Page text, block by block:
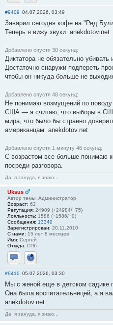
Отправить личное сообщение
Сайт
#9409 04.07.2026, 03:49
Заварил сегодня кофе на "Ред
Теперь я вижу звуки. anekdotov.net
Добавлено спустя 30 секунд:
Диктатора не обязательно убивать
Достаточно снаружи подпереть
чтобы он никуда больше не
Добавлено спустя 48 секунд:
Не понимаю возмущений по
США — я считаю, что выборы в
мира, что было бы странно
американцам. anekdotov.net
Добавлено спустя 1 минуту 46 секунд:
С возрастом все больше понимаю
посреди разговора.
Да, я зануда, я знаю...
Uksus
Автор темы, Администратор
Возраст: 62
Репутация: 24909 (+24984/−75)
Лояльность: 1586 (+1586/−0)
Сообщения: 13340
Зарегистрирован: 20.11.2010
С нами: 15 лет 8 месяцев
Имя: Сергей
Откуда: СПб
Отправить личное сообщение
Сайт
#9410 05.07.2026, 03:30
Мы с женой еще в детском садике
Она была воспитательницей, а я
anekdotov.net
Да, я зануда, я знаю...